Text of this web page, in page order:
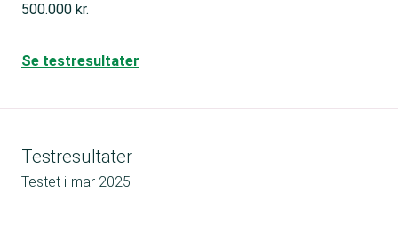
500.000 kr.
Se testresultater
Testresultater
Testet i mar 2025